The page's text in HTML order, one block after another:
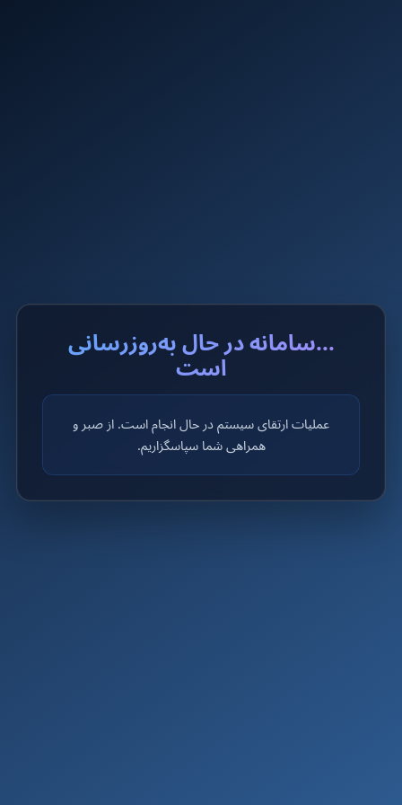
...سامانه در حال به‌روزرسانی
است
عملیات ارتقای سیستم در حال انجام است. از صبر و
همراهی شما سپاسگزاریم.